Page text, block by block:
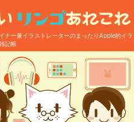
ナー兼イラストレーターのまったりApple的イラ
記帳